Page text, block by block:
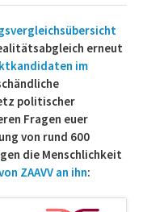
erneut
im
politischer
Fragen euer
von rund 600
die Menschlichkeit
ZAAVV an ihn: